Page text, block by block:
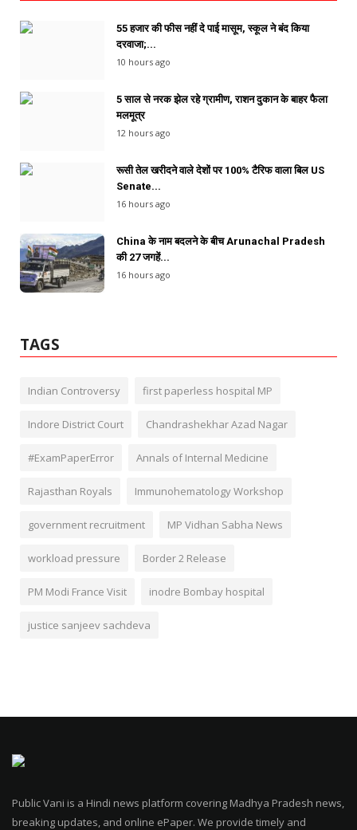
55 हजार की फीस नहीं दे पाई मासूम, स्कूल ने बंद किया
दरवाजा;...
10 hours ago
5 साल से नरक झेल रहे ग्रामीण, राशन दुकान के बाहर फैला
मलमूत्र
12 hours ago
रूसी तेल खरीदने वाले देशों पर 100% टैरिफ वाला बिल US
Senate...
16 hours ago
China के नाम बदलने के बीच Arunachal Pradesh
की 27 जगहें...
16 hours ago
TAGS
Indian Controversy first paperless hospital MP
Indore District Court Chandrashekhar Azad Nagar
#ExamPaperError Annals of Internal Medicine
Rajasthan Royals Immunohematology Workshop
government recruitment MP Vidhan Sabha News
workload pressure Border 2 Release
PM Modi France Visit inodre Bombay hospital
justice sanjeev sachdeva
Public Vani is a Hindi news platform covering Madhya Pradesh news,
breaking updates, and online ePaper. We provide timely and